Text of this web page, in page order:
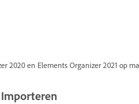
en Elements Organizer 2021 op